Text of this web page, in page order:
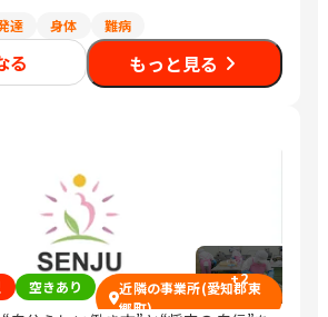
達 身体 難病
る もっと見る
+2
空きあり
近隣の事業所(愛知郡東
郷町)